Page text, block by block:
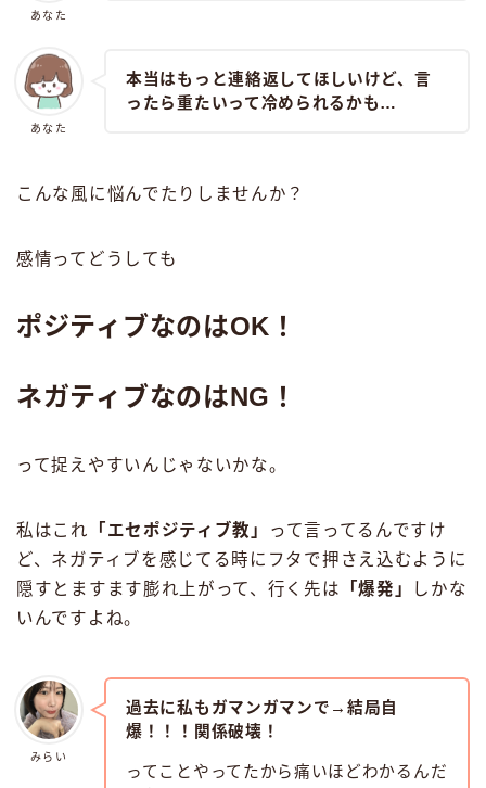
あなた
あなた
本当はもっと連絡返してほしいけど、言
ったら重たいって冷められるかも…
こんな風に悩んでたりしませんか？
感情ってどうしても
ポジティブなのはOK！
ネガティブなのはNG！
って捉えやすいんじゃないかな。
私はこれ 「エセポジティブ教」
って言ってるんですけ
ど、ネガティブを感じてる時にフタで押さえ込むように
隠すとますます膨れ上がって、行く先は 「爆発」
しかな
いんですよね。
みらい
過去に私もガマンガマンで→結局自
爆！！！関係破壊！
ってことやってたから痛いほどわかるんだ